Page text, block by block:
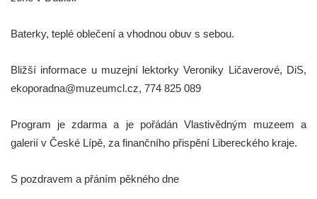
Baterky, teplé oblečení a vhodnou obuv s sebou.
Bližší informace u muzejní lektorky Veroniky Ličaverové, DiS,
ekoporadna@muzeumcl.cz, 774 825 089
Program je zdarma a je pořádán Vlastivědným muzeem a
galerií v České Lípě, za finančního přispění Libereckého kraje.
S pozdravem a přáním pěkného dne